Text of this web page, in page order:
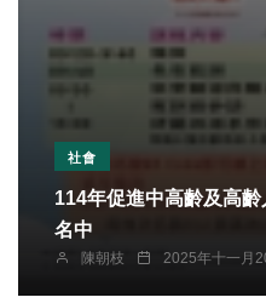
社會
114年促進中高齡及高
名中
陳朝枝 2025年十一月